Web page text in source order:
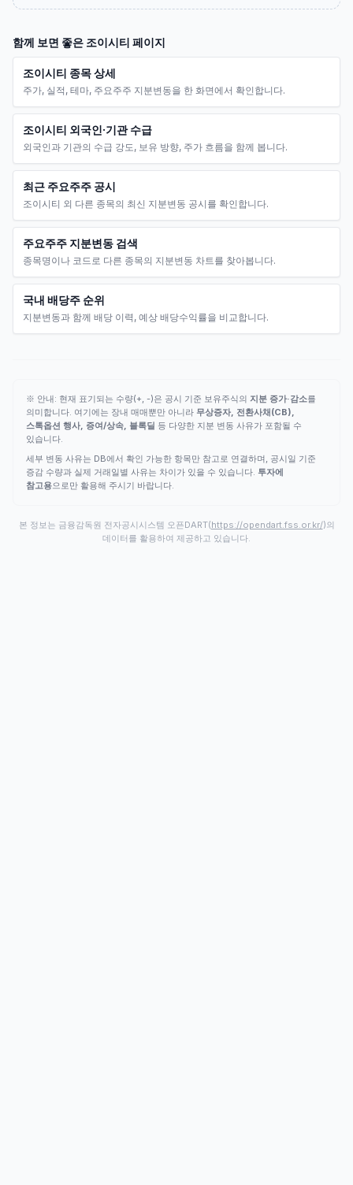
함께 보면 좋은 조이시티 페이지
조이시티 종목 상세
주가, 실적, 테마, 주요주주 지분변동을 한 화면에서 확인합니다.
조이시티 외국인·기관 수급
외국인과 기관의 수급 강도, 보유 방향, 주가 흐름을 함께 봅니다.
최근 주요주주 공시
조이시티 외 다른 종목의 최신 지분변동 공시를 확인합니다.
주요주주 지분변동 검색
종목명이나 코드로 다른 종목의 지분변동 차트를 찾아봅니다.
국내 배당주 순위
지분변동과 함께 배당 이력, 예상 배당수익률을 비교합니다.
※ 안내: 현재 표기되는 수량(+, -)은 공시 기준 보유주식의 지분 증가·감소를
의미합니다. 여기에는 장내 매매뿐만 아니라 무상증자, 전환사채(CB),
스톡옵션 행사, 증여/상속, 블록딜 등 다양한 지분 변동 사유가 포함될 수
있습니다.
세부 변동 사유는 DB에서 확인 가능한 항목만 참고로 연결하며, 공시일 기준
증감 수량과 실제 거래일별 사유는 차이가 있을 수 있습니다. 투자에
참고용으로만 활용해 주시기 바랍니다.
본 정보는 금융감독원 전자공시시스템 오픈DART(https://opendart.fss.or.kr/)의
데이터를 활용하여 제공하고 있습니다.